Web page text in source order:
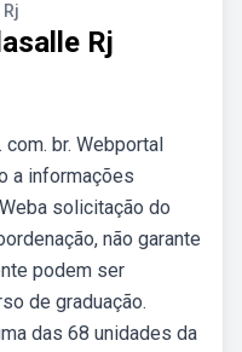
Rj
br. Webportal
a informações
solicitação do
não garante
podem ser
de graduação.
das 68 unidades da